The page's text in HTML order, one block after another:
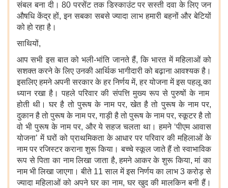
संबल बना दी। 80 परसेंट तक डिस्काउंट पर सस्ती दवा के लिए जन
औषधि केंद्र हों, इन सबका सबसे ज्यादा लाभ हमारी बहनों और बेटियों
को हो रहा है।
साथियों,
आप सभी इस बात को भली-भांति जानते हैं, कि भारत में महिलाओं को
सशक्त करने के लिए उनकी आर्थिक भागीदारी को बढ़ाना आवश्यक है।
इसलिए हमने अपनी सरकार के हर निर्णय में, हर योजना में इस पहलू का
ध्यान रखा है। पहले परिवार की संपत्ति मुख्य रूप से पुरुषों के नाम
होती थी। घर है तो पुरूष के नाम पर, खेत है तो पुरूष के नाम पर,
दुकान है तो पुरूष के नाम पर, गाड़ी है तो पुरूष के नाम पर, स्कूटर है तो
वो भी पुरूष के नाम पर, और ये सहज चलता था। हमने ‘पीएम आवास
योजना’ में घरों को प्राथमिकता के आधार पर परिवार की महिलाओं के
नाम पर रजिस्टर कराना शुरू किया। बच्चे स्कूल जाते हैं तो स्वाभाविक
रूप से पिता का नाम लिखा जाता है, हमने आकर के शुरू किया, मां का
नाम भी लिखा जाएगा। बीते 11 साल में इस निर्णय का लाभ 3 करोड़ से
ज्यादा महिलाओं को अपने घर का नाम, घर खुद की मालकिन बनी हैं।